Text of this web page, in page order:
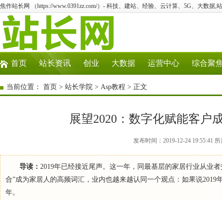
焦作站长网 （https://www.0391zz.com/）- 科技、建站、经验、云计算、5G、大数据,
首页 站长资讯 创业 大数据 运营中心 综合聚
当前位置： 首页 > 站长学院 > Asp教程 > 正文
展望2020：数字化赋能客户
发布时间：2019-12-24 19:55:41
导读： 2019年已经接近尾声。这一年，同最基层的家居行业从业
合”成为家居人的高频词汇，业内也越来越认同一个观点：如果说
年。